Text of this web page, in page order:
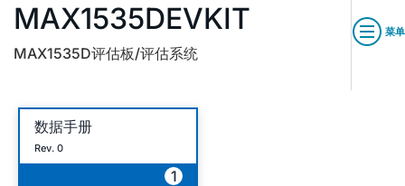
MAX1535DEVKIT
MAX1535D评估板/评估系统
菜单
数据手册
Rev. 0
1